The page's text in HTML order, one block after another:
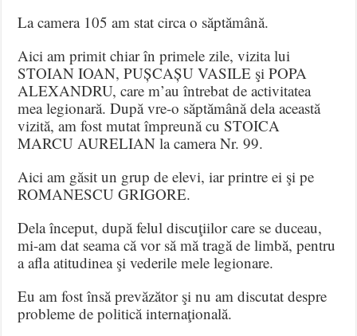
La camera 105 am stat circa o săptămână.
Aici am primit chiar în primele zile, vizita lui
STOIAN IOAN, PUȘCAȘU VASILE şi POPA
ALEXANDRU, care m’au întrebat de activitatea
mea legionară. După vre-o săptămână dela această
vizită, am fost mutat împreună cu STOICA
MARCU AURELIAN la camera Nr. 99.
Aici am găsit un grup de elevi, iar printre ei şi pe
ROMANESCU GRIGORE.
Dela început, după felul discuţiilor care se duceau,
mi-am dat seama că vor să mă tragă de limbă, pentru
a afla atitudinea şi vederile mele legionare.
Eu am fost însă prevăzător şi nu am discutat despre
probleme de politică internaţională.